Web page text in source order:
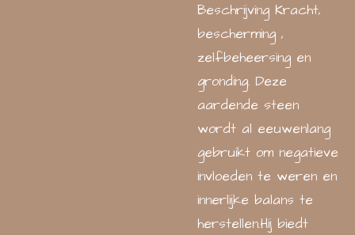
Beschrijving Kracht,
bescherming ,
zelfbeheersing en
gronding. Deze
aardende steen
wordt al eeuwenlang
gebruikt om negatieve
invloeden te weren en
innerlijke balans te
herstellen.Hij biedt